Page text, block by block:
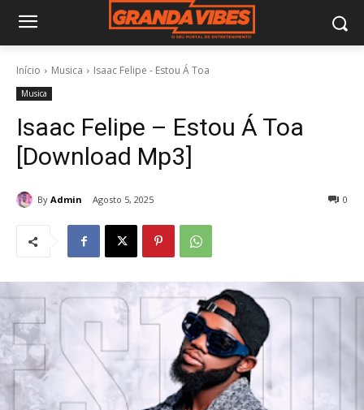
Início Musica Isaac Felipe - Estou Á Toa
Musica
Isaac Felipe – Estou Á Toa
[Download Mp3]
By Admin Agosto 5, 2025 0